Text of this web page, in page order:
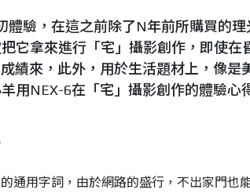
體驗，在這之前除了N年前所購買的理
它拿來進行「宅」攝影創作，即使在
績來，此外，用於生活題材上，像是
用NEX-6在「宅」攝影創作的體驗心
通用字詞，由於網路的盛行，不出家門也